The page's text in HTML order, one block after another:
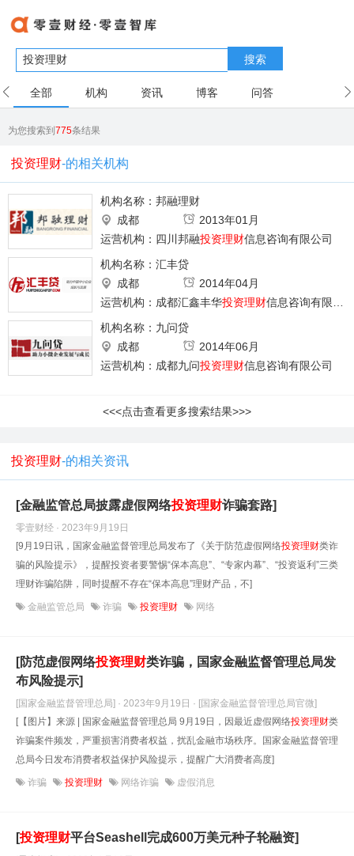
搜索
全部 机构 资讯 博客 问答
为您搜索到775条结果
投资理财-的相关机构
机构名称： 邦融理财
成都
2013年01月
运营机构：四川邦融投资理财信息咨询有限公司
机构名称： 汇丰贷
成都
2014年04月
运营机构：成都汇鑫丰华投资理财信息咨询有限公司
机构名称： 九问贷
成都
2014年06月
运营机构：成都九问投资理财信息咨询有限公司
<<<点击查看更多搜索结果>>>
投资理财-的相关资讯
[金融监管总局披露虚假网络投资理财诈骗套路]
零壹财经 · 2023年9月19日
[9月19日讯，国家金融监督管理总局发布了《关于防范虚假网络投资理财类诈
骗的风险提示》，提醒投资者要警惕“保本高息”、“专家内幕”、“投资返利”三类
理财诈骗陷阱，同时提醒不存在“保本高息”理财产品，不]
金融监管总局 诈骗 投资理财 网络
[防范虚假网络投资理财类诈骗，国家金融监督管理总局发
布风险提示]
[国家金融监督管理总局] · 2023年9月19日 · [国家金融监督管理总局官微]
[【图片】来源 | 国家金融监督管理总局 9月19日，因最近虚假网络投资理财类
诈骗案件频发，严重损害消费者权益，扰乱金融市场秩序。国家金融监督管理
总局今日发布消费者权益保护风险提示，提醒广大消费者高度]
诈骗 投资理财 网络诈骗 虚假消息
[投资理财平台Seashell完成600万美元种子轮融资]